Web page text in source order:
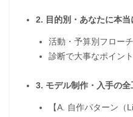
2. 目的別・あなたに本
活動・予算別フロー
診断で大事なポイント
3. モデル制作・入手の
【A. 自作パターン（